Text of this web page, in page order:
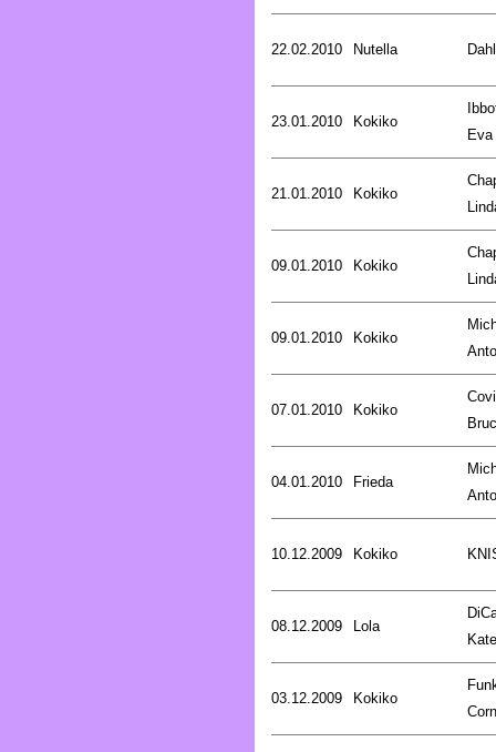
22.02.2010 Nutella
23.01.2010 Kokiko
Eva
21.01.2010 Kokiko
09.01.2010 Kokiko
09.01.2010 Kokiko
07.01.2010 Kokiko
04.01.2010 Frieda
10.12.2009 Kokiko
08.12.2009 Lola
Kate
03.12.2009 Kokiko